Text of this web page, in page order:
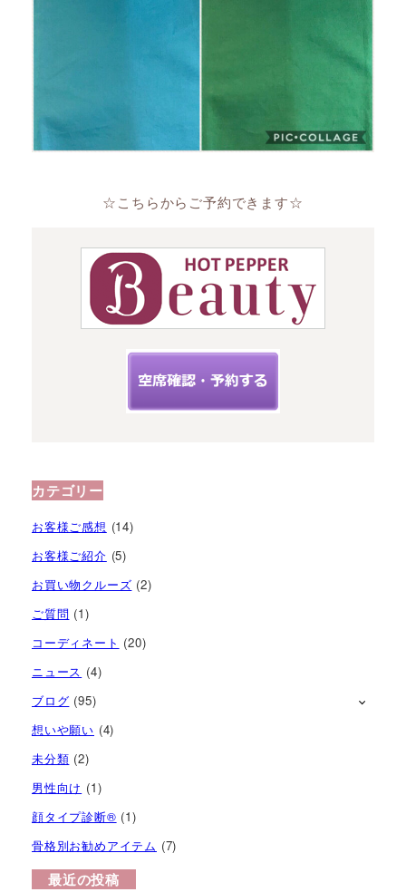
☆こちらからご予約できます☆
カテゴリー
お客様ご感想 (14)
お客様ご紹介 (5)
お買い物クルーズ (2)
ご質問 (1)
コーディネート (20)
ニュース (4)
ブログ (95)
想いや願い (4)
未分類 (2)
男性向け (1)
顔タイプ診断®︎ (1)
骨格別お勧めアイテム (7)
最近の投稿